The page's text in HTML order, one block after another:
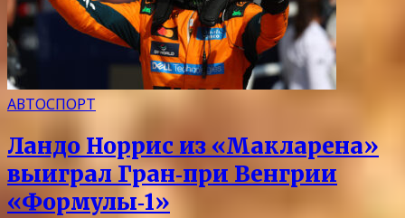
АВТОСПОРТ
Ландо Норрис из «Макларена»
выиграл Гран‑при Венгрии
«Формулы‑1»